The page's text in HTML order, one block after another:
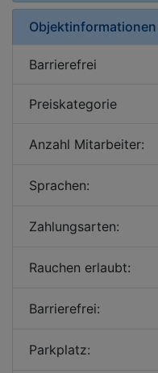
Barrierefrei
Preiskategorie
Anzahl Mitarbeiter:
Sprachen:
Zahlungsarten:
Rauchen erlaubt:
Barrierefrei:
Parkplatz: